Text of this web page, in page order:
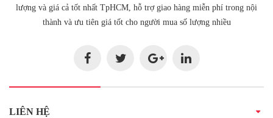
lượng và giá cả tốt nhất TpHCM, hỗ trợ giao hàng miễn phí trong nội
thành và ưu tiên giá tốt cho người mua số lượng nhiều
LIÊN HỆ